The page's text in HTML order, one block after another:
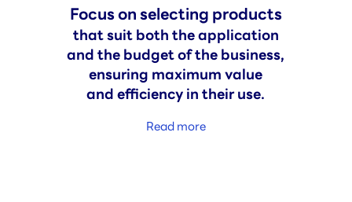
Focus on selecting products
that suit both the application
and the budget of the business,
ensuring maximum value
and efficiency in their use.
Read more